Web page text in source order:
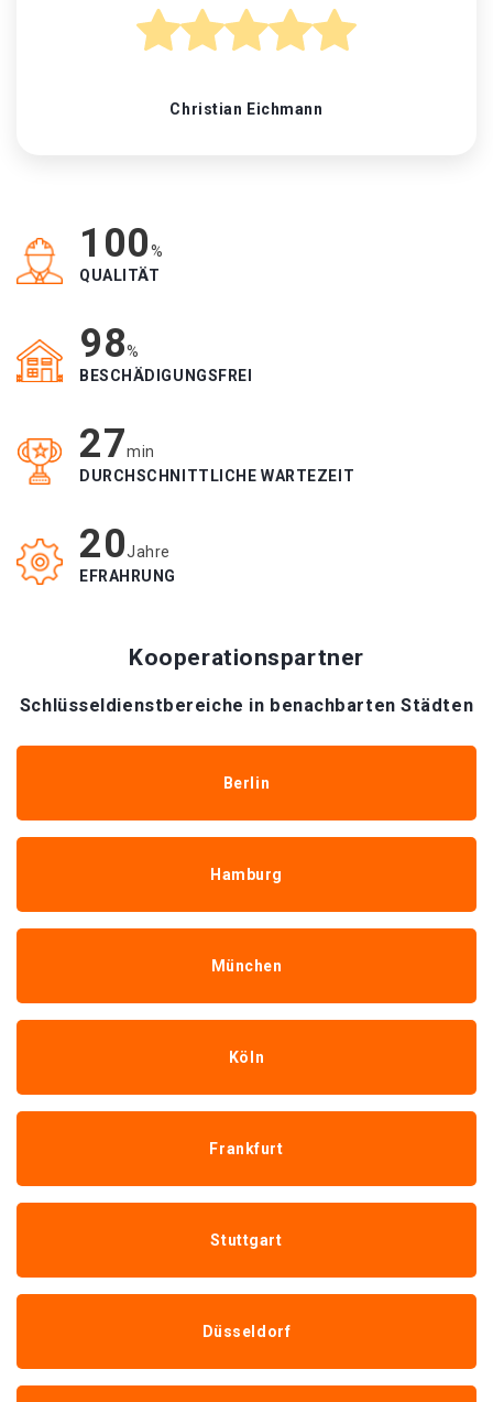
Christian Eichmann
100%
QUALITÄT
98%
BESCHÄDIGUNGSFREI
27min
DURCHSCHNITTLICHE WARTEZEIT
20Jahre
EFRAHRUNG
Kooperationspartner
Schlüsseldienstbereiche in benachbarten Städten
Berlin
Hamburg
München
Köln
Frankfurt
Stuttgart
Düsseldorf